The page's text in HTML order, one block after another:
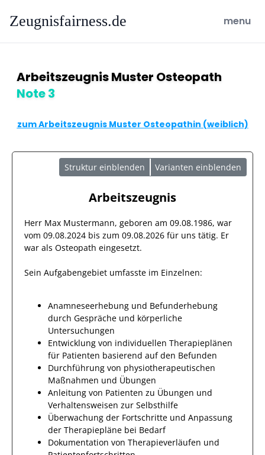
Zeugnisfairness.de open
menu
Arbeitszeugnis Muster Osteopath
Note 3
zum Arbeitszeugnis Muster Osteopathin (weiblich)
Struktur einblenden Varianten einblenden
Arbeitszeugnis
Herr Max Mustermann, geboren am 09.08.1986, war
vom 09.08.2024 bis zum 09.08.2026 für uns tätig. Er
war als Osteopath eingesetzt.
Sein Aufgabengebiet umfasste im Einzelnen:
Anamneseerhebung und Befunderhebung
durch Gespräche und körperliche
Untersuchungen
Entwicklung von individuellen Therapieplänen
für Patienten basierend auf den Befunden
Durchführung von physiotherapeutischen
Maßnahmen und Übungen
Anleitung von Patienten zu Übungen und
Verhaltensweisen zur Selbsthilfe
Überwachung der Fortschritte und Anpassung
der Therapiepläne bei Bedarf
Dokumentation von Therapieverläufen und